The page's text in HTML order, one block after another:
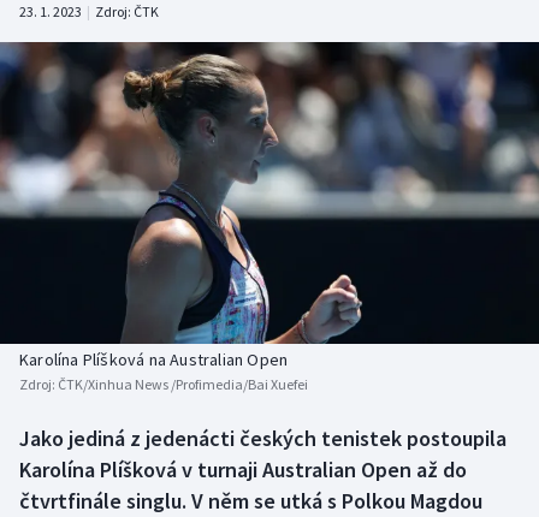
DALŠÍ SPORTY
Americký fotbal
Baseball a softbal
Boby a skeleton
Box
Curling
NEPŘEHLÉDNĚTE
Soutěže
Historické návraty
Aplikace ČT sport
AZ kvíz
23. 1. 2023 | Zdroj: ČTK
Karolína Plíšková na Australian Open
Zdroj: ČTK/Xinhua News /Profimedia/Bai Xuefei
Jako jediná z jedenácti českých tenistek postoupila
Karolína Plíšková v turnaji Australian Open až do
čtvrtfinále singlu. V něm se utká s Polkou Magdou